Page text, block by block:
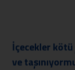
İçecekler
ve